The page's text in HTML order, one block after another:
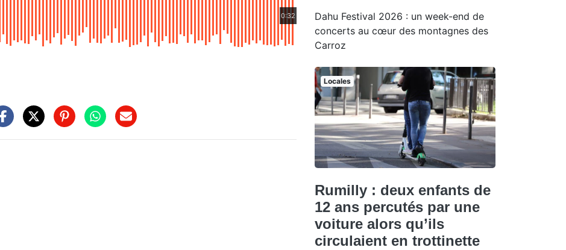
0:32
Dahu Festival 2026 : un week-end de
concerts au cœur des montagnes des
Carroz
Locales
Rumilly : deux enfants de
12 ans percutés par une
voiture alors qu’ils
circulaient en trottinette